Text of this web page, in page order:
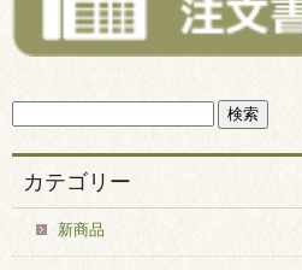
カテゴリー
新商品